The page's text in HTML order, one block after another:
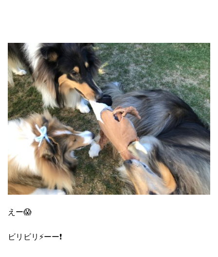
えー😱
ビリビリ⚡️ーー❗️